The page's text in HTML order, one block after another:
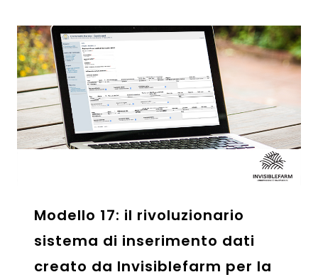
Modello 17: il rivoluzionario
sistema di inserimento dati
creato da Invisiblefarm per la